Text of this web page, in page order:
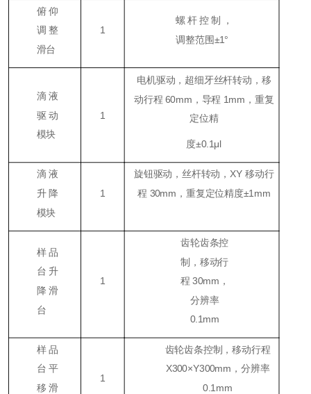
俯仰
调整
滑台
1
螺杆控制，
调整范围±1°
滴液
驱动
模块
1
电机驱动，超细牙丝杆转动，移
动行程 60mm，导程 1mm，重复
定位精
度±0.1μl
滴液
升降
模块
1
旋钮驱动，丝杆转动，XY 移动行
程 30mm，重复定位精度±1mm
样品
台升
降滑
台
1
齿轮齿条控
制，移动行
程 30mm，
分辨率
0.1mm
样品
台平
移滑
1
齿轮齿条控制，移动行程
X300×Y300mm，分辨率
0.1mm